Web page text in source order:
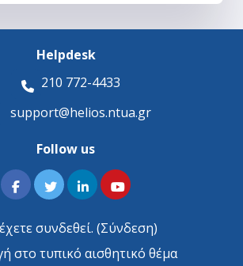
Helpdesk
210 772-4433
support@helios.ntua.gr
Follow us
συνδεθεί. (Σύνδεση)
στο τυπικό αισθητικό θέμα